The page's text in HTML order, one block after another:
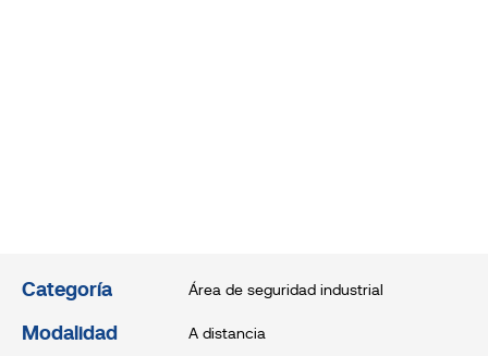
Categoría Área de seguridad industrial
Modalidad
A distancia